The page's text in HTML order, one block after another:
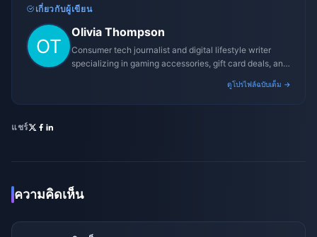
เกี่ยวกับผู้เขียน
Olivia Thompson
Consumer tech journalist and digital lifestyle writer
specializing in gaming accessories, gift card deals, and
ดูโปรไฟล์ฉบับเต็ม →
แชร์
ความคิดเห็น